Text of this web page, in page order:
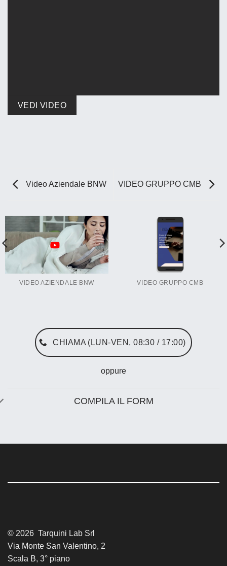
VEDI VIDEO
Video Aziendale BNW VIDEO GRUPPO CMB
VIDEO AZIENDALE BNW VIDEO GRUPPO CMB
CHIAMA (LUN-VEN, 08:30 / 17:00)
oppure
COMPILA IL FORM
© 2026 Tarquini Lab Srl
Via Monte San Valentino, 2
Scala B, 3° piano